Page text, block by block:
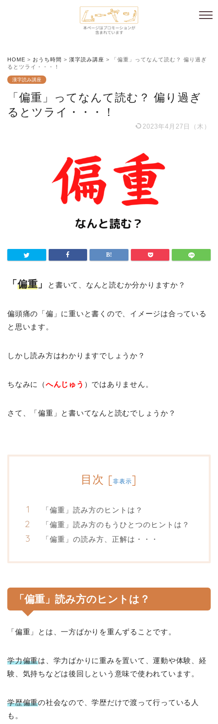
HOME > おうち時間 > 漢字読み講座 >
「偏重」ってなんて読む？ 偏り過ぎ
るとツライ・・・！
漢字読み講座
「偏重」ってなんて読む？ 偏り過ぎ
るとツライ・・・！
2023年4月27日（木）
「偏重 」 と書いて、なんと読むか分かりますか？
偏頭痛の「偏」に重いと書くので、イメージは合っている
と思います。
しかし読み方はわかりますでしょうか？
ちなみに（へんじゅう ）ではありません。
さて、「偏重」と書いてなんと読むでしょうか？
目次 [非表示]
「偏重」読み方のヒントは？
「偏重」読み方のもうひとつのヒントは？
「偏重」の読み方、正解は・・・
「偏重」読み方のヒントは？
「偏重」とは、一方ばかりを重んずることです。
学力偏重は、学力ばかりに重みを置いて、運動や体験、経
験、気持ちなどは後回しという意味で使われています。
学歴偏重の社会なので、学歴だけで渡って行っている人
も。